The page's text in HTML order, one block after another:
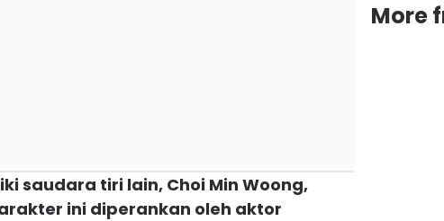
saudara tiri lain, Choi Min Woong,
ini diperankan oleh aktor
More